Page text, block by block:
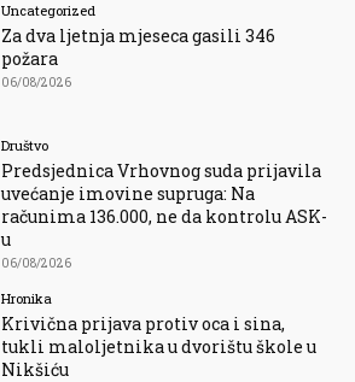
Uncategorized
Za dva ljetnja mjeseca gasili 346
požara
06/08/2026
Društvo
Predsjednica Vrhovnog suda prijavila
uvećanje imovine supruga: Na
računima 136.000, ne da kontrolu ASK-
u
06/08/2026
Hronika
Krivična prijava protiv oca i sina,
tukli maloljetnika u dvorištu škole u
Nikšiću